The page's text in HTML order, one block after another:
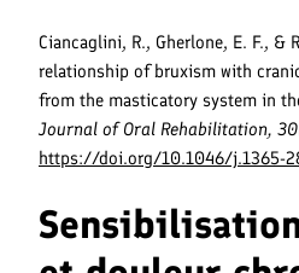
Ciancaglini, R., Gherlone, E. F., &
relationship of bruxism with
from the masticatory system in
Journal of Oral Rehabilitation,
https://doi.org/10.1046/j.1365-